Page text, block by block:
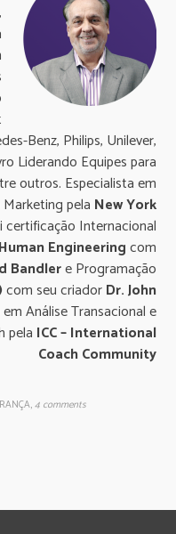
Benz, Philips, Unilever,
Liderando Equipes para
outros. Especialista em
pela New York
certificação Internacional
Engineeringcom
Bandlere Programação
com seu criadorDr. John
Análise Transacional e
pela ICC – International
Coach Community
,4 comments